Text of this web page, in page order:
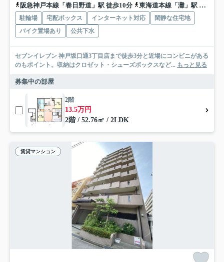
阪急神戸本線「春日野道」駅 徒歩10分 東海道本線「灘」駅 徒歩15分
駐輪場 宅配ボックス インターネット対応
閑静な住宅地
バイク置場あり
公共下水
セブンイレブン 神戸坂口通3丁目店まで徒歩3分と近場にコンビニがある
のもポイント。収納はクロゼット・シューズボックスなど... もっと見る
募集中の部屋
2階
13.5万円
2階 / 52.76㎡ / 2LDK
賃貸マンション